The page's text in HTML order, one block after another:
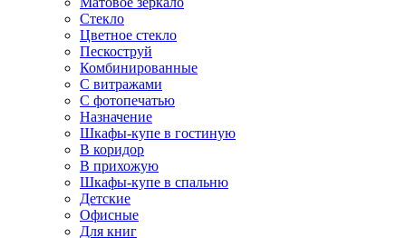
Стекло
Цветное стекло
Пескоструй
Комбинированные
С витражами
С фотопечатью
Назначение
Шкафы-купе в гостиную
В коридор
В прихожую
Шкафы-купе в спальню
Детские
Офисные
Для книг